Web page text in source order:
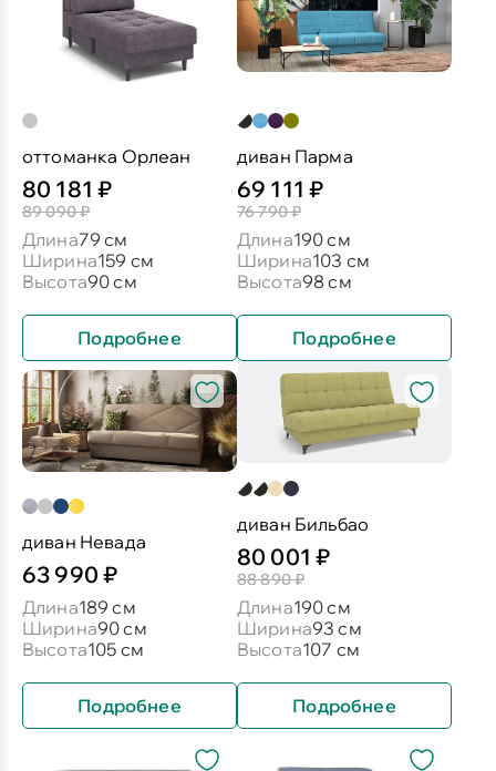
оттоманка Орлеан
80 181 ₽
89 090 ₽
Длина79 см
Ширина159 см
Высота90 см
Подробнее
диван Парма
69 111 ₽
76 790 ₽
Длина190 см
Ширина103 см
Высота98 см
Подробнее
диван Невада
63 990 ₽
Длина189 см
Ширина90 см
Высота105 см
Подробнее
диван Бильбао
80 001 ₽
88 890 ₽
Длина190 см
Ширина93 см
Высота107 см
Подробнее